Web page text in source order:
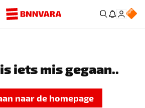
iets mis gegaan..
naar de homepage